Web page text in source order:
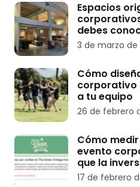
Espacios
debes
3 de marzo de
Cómo
corporativo
a tu equipo
26 de febrero
Cómo
evento
que la
17 de febrero